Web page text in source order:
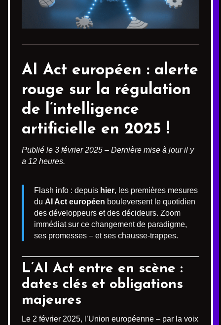
AI Act européen : alerte
rouge sur la régulation
de l’intelligence
artificielle en 2025 !
Publié le 3 février 2025 – Dernière mise à jour il y
a 12 heures.
Flash info : depuis hier, les premières mesures
du AI Act européen bouleversent le quotidien
des développeurs et des décideurs. Zoom
immédiat sur ce changement de paradigme,
ses promesses – et ses chausse-trappes.
L’AI Act entre en scène :
dates clés et obligations
majeures
Le 2 février 2025, l’Union européenne – par la voix